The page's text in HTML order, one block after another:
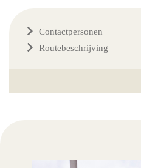
Contactpersonen
Routebeschrijving